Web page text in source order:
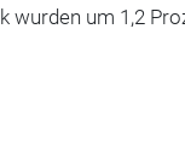
wurden um 1,2